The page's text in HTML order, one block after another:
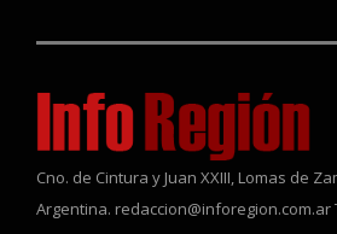
Cno. de Cintura y Juan XXIII, Lomas de
Argentina. redaccion@inforegion.com.ar